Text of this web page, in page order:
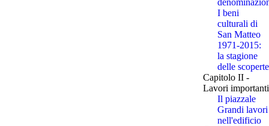
I beni
culturali di
San Matteo
1971-2015:
la stagione
delle scoperte
Capitolo II -
Lavori importanti
Il piazzale
Grandi lavori
nell'edificio